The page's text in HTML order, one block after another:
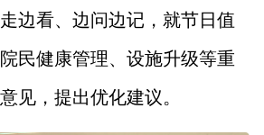
边看、边问边记，就节日值
民健康管理、设施升级等重
见，提出优化建议。